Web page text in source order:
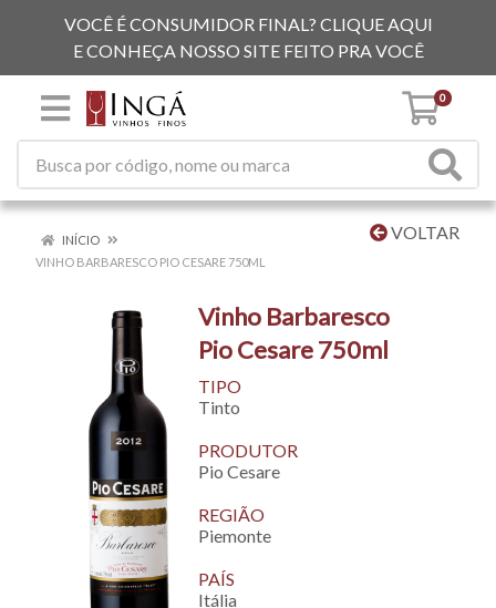
VOCÊ É CONSUMIDOR FINAL? CLIQUE AQUI
E CONHEÇA NOSSO SITE FEITO PRA VOCÊ
0
VOLTAR
INÍCIO
VINHO BARBARESCO PIO CESARE 750ML
Vinho Barbaresco
Pio Cesare 750ml
TIPO
Tinto
PRODUTOR
Pio Cesare
REGIÃO
Piemonte
PAÍS
Itália